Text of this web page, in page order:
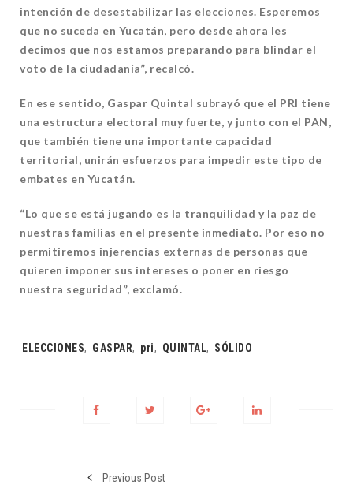
intención de desestabilizar las elecciones. Esperemos
que no suceda en Yucatán, pero desde ahora les
decimos que nos estamos preparando para blindar el
voto de la ciudadanía”, recalcó.
En ese sentido, Gaspar Quintal subrayó que el PRI tiene
una estructura electoral muy fuerte, y junto con el PAN,
que también tiene una importante capacidad
territorial, unirán esfuerzos para impedir este tipo de
embates en Yucatán.
“Lo que se está jugando es la tranquilidad y la paz de
nuestras familias en el presente inmediato. Por eso no
permitiremos injerencias externas de personas que
quieren imponer sus intereses o poner en riesgo
nuestra seguridad”, exclamó.
Tags:
ELECCIONES, GASPAR, pri, QUINTAL, SÓLIDO
Previous Post